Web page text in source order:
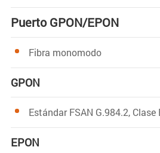
Puerto GPON/EPON
Fibra monomodo
GPON
Estándar FSAN G.984.2, Clase
EPON